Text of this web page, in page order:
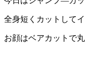
ホ
テ
全身短くカットして
お顔はベアカットで